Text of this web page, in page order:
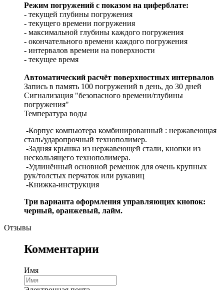
Режим погружений с показом на циферблате:
- текущей глубины погружения
- текущего времени погружения
- максимальной глубины каждого погружения
- окончательного времени каждого погружения
- интервалов времени на поверхности
- текущее время
Автоматический расчёт поверхностных интервалов
Запись в память 100 погружений в день, до 30 дней
Сигнализация "безопасного времени/глубины
погружения"
Температура воды
-Корпус компьютера комбинированный : нержавеющая
сталь/ударопрочный технополимер.
-Задняя крышка из нержавеющей стали, кнопки из
нескользящего технополимера.
-Удлинённый основной ремешок для очень крупных
рук/толстых перчаток или рукавиц
-Книжка-инструкция
Три варианта оформления управляющих кнопок:
черный, оранжевый, лайм.
Отзывы
Комментарии
Имя